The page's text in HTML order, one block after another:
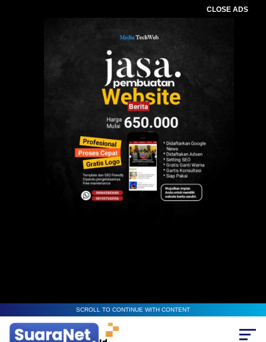
CLOSE ADS
SCROLL TO CONTINUE WITH CONTENT